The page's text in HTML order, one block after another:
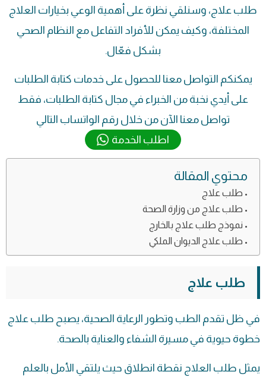
طلب علاج، وسنلقي نظرة على أهمية الوعي بخيارات العلاج
المختلفة، وكيف يمكن للأفراد التفاعل مع النظام الصحي
بشكل فعّال.
يمكنكم التواصل معنا للحصول على خدمات كتابة الطلبات
على أيدي نخبة من الخبراء في مجال كتابة الطلبات، فقط
تواصل معنا الآن من خلال رقم الواتساب التالي
اطلب الخدمة
محتوي المقالة
طلب علاج
طلب علاج من وزارة الصحة
نموذج طلب علاج بالخارج
طلب علاج الديوان الملكي
طلب علاج
في ظل تقدم الطب وتطور الرعاية الصحية، يصبح طلب علاج
خطوة حيوية في مسيرة الشفاء والعناية بالصحة.
يمثل طلب العلاج نقطة انطلاق حيث يلتقي الأمل بالعلم